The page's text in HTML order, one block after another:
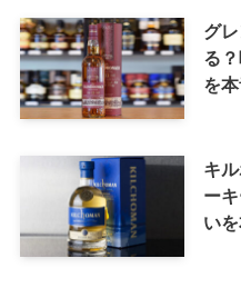
グ
る
を
キ
ー
い